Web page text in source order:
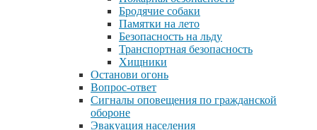
Бродячие собаки
Памятки на лето
Безопасность на льду
Транспортная безопасность
Хищники
Останови огонь
Вопрос-ответ
Сигналы оповещения по гражданской
обороне
Эвакуация населения